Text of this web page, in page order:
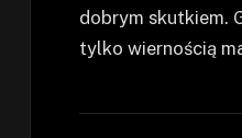
dobrym skutkiem.
tylko wiernością